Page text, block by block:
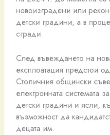
новоизградени или
детски градини, а в
сгради.
След въвеждането на
експлоатация предстои
Столичния общински
електронната системата
детски градини и ясли,
възможност да
децата им.